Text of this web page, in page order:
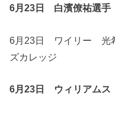
6月23日 白濱僚祐選
6月23日 ワイリー
ズカレッジ
6月23日 ウィリアム